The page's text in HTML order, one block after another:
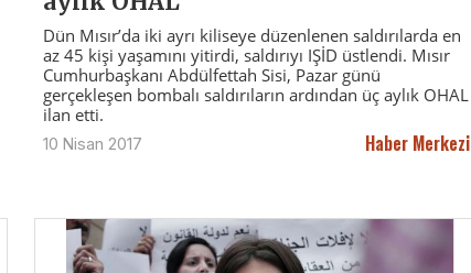
Dün Mısır’da iki ayrı kiliseye düzenlenen saldırılarda en
az 45 kişi yaşamını yitirdi, saldırıyı IŞİD üstlendi. Mısır
Cumhurbaşkanı Abdülfettah Sisi, Pazar günü
gerçekleşen bombalı saldırıların ardından üç aylık OHAL
ilan etti.
10 Nisan 2017 Haber Merkezi